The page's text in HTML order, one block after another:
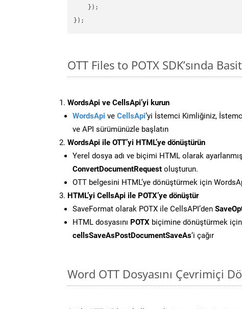
    });
OTT Files to POTX SDK’sında
WordsApi ve CellsApi’yi kurun
WordsApi ve CellsApi‘yi İstemci Kimliğiniz,
ve API sürümünüzle başlatın
WordsApi ile OTT’yi HTML’ye dönüştürün
Yerel dosya adı ve biçimi HTML olarak
ConvertDocumentRequest oluşturun.
OTT belgesini HTML’ye dönüştürmek için
HTML’yi CellsApi ile POTX’ye dönüştür
SaveFormat olarak POTX ile CellsAPI’den
HTML dosyasını POTX biçimine dönüştürmek için
cellsSaveAsPostDocumentSaveAs‘i çağır
Word OTT Dosyasını Çevrimiçi